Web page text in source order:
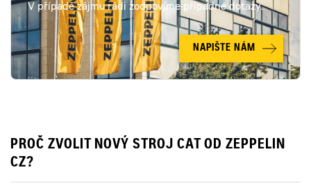
V případě zájmu rádi zodpovíme případné dotazy.
NAPIŠTE NÁM
PROČ ZVOLIT NOVÝ STROJ CAT OD ZEPPELIN
CZ?